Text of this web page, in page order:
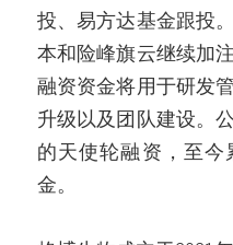
投、易方达基金跟投
本和险峰旗云继续加
融资资金将用于研发
升级以及团队建设。
的天使轮融资，至今
金。